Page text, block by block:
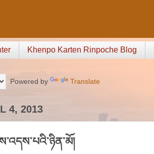
Khenpo Karten Rinpoche Blog
Powered by Translate
4, 2013